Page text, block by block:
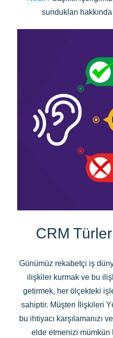
sundukları
CRM
Günümüz rekabetçi iş
ilişkiler kurmak ve bu
getirmek, her ölçekteki
sahiptir. Müşteri İlişkileri
bu ihtiyacı karşılamanızı
elde etmenizi mümkün